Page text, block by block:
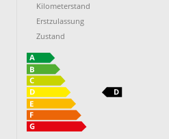
Kilometerstand
Erstzulassung
Zustand